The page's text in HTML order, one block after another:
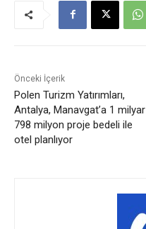
Önceki İçerik
Polen Turizm Yatırımları,
Antalya, Manavgat’a 1 milyar
798 milyon proje bedeli ile
otel planlıyor